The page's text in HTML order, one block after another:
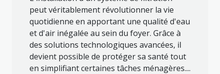
peut véritablement révolutionner la vie
quotidienne en apportant une qualité d'eau
et d'air inégalée au sein du foyer. Grâce à
des solutions technologiques avancées, il
devient possible de protéger sa santé tout
en simplifiant certaines tâches ménagères....